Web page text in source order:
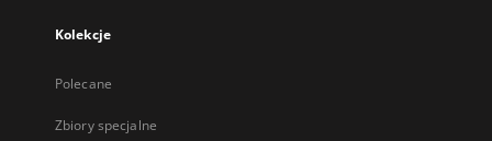
Kolekcje
Polecane
Zbiory specjalne